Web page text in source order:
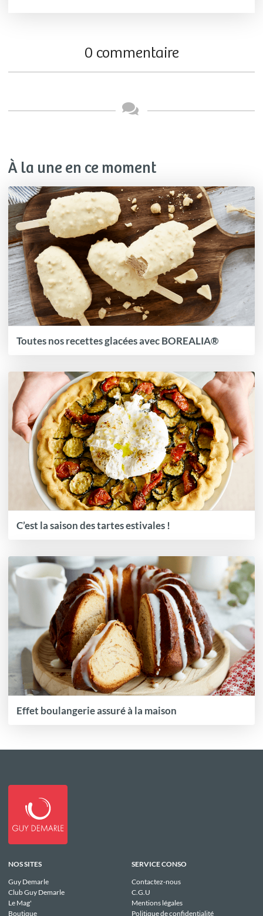
0 commentaire
À la une en ce moment
Toutes nos recettes glacées avec BOREALIA®
C’est la saison des tartes estivales !
Effet boulangerie assuré à la maison
NOS SITES
Guy Demarle
Club Guy Demarle
Le Mag'
Boutique
SERVICE CONSO
Contactez-nous
C.G.U
Mentions légales
Politique de confidentialité